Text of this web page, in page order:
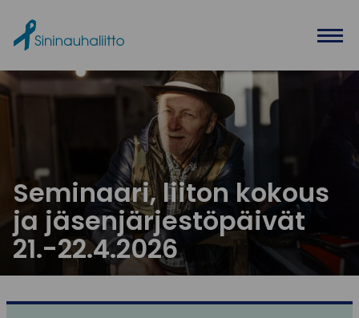
Seminaari, liiton kokous
ja jäsenjärjestöpäivät
21.-22.4.2026